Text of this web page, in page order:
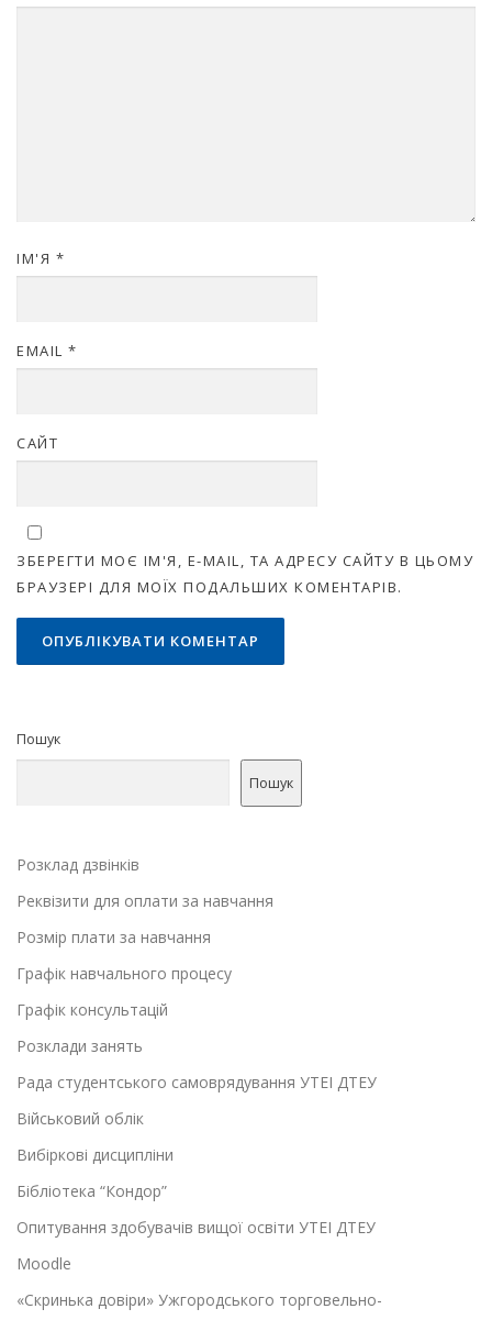
ІМ'Я *
EMAIL *
САЙТ
ЗБЕРЕГТИ МОЄ ІМ'Я, E-MAIL, ТА АДРЕСУ САЙТУ В ЦЬОМУ
БРАУЗЕРІ ДЛЯ МОЇХ ПОДАЛЬШИХ КОМЕНТАРІВ.
Пошук
Пошук
Розклад дзвінків
Реквізити для оплати за навчання
Розмір плати за навчання
Графік навчального процесу
Графік консультацій
Розклади занять
Рада студентського самоврядування УТЕІ ДТЕУ
Військовий облік
Вибіркові дисципліни
Бібліотека “Кондор”
Опитування здобувачів вищої освіти УТЕІ ДТЕУ
Moodle
«Скринька довіри» Ужгородського торговельно-